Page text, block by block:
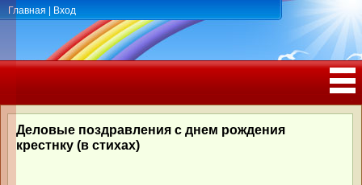
Главная Вход
РОЖДЕНИЯ, ЮБИЛЕЕМ
Деловые поздравления с днем рождения
крестнку (в стихах)